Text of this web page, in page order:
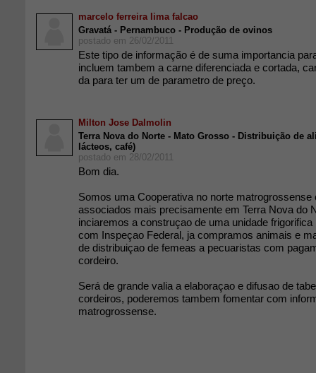
marcelo ferreira lima falcao
Gravatá - Pernambuco - Produção de ovinos
postado em 26/02/2011
Este tipo de informação é de suma importancia
incluem tambem a carne diferenciada e cortada,
da para ter um de parametro de preço.
Milton Jose Dalmolin
Terra Nova do Norte - Mato Grosso - Distribuição de
lácteos, café)
postado em 28/02/2011
Bom dia.
Somos uma Cooperativa no norte matrogrossense
associados mais precisamente em Terra Nova do
inciaremos a construçao de uma unidade
com Inspeçao Federal, ja compramos animais e
de distribuiçao de femeas a pecuaristas com
cordeiro.
Será de grande valia a elaboraçao e difusao de
cordeiros, poderemos tambem fomentar com
matrogrossense.